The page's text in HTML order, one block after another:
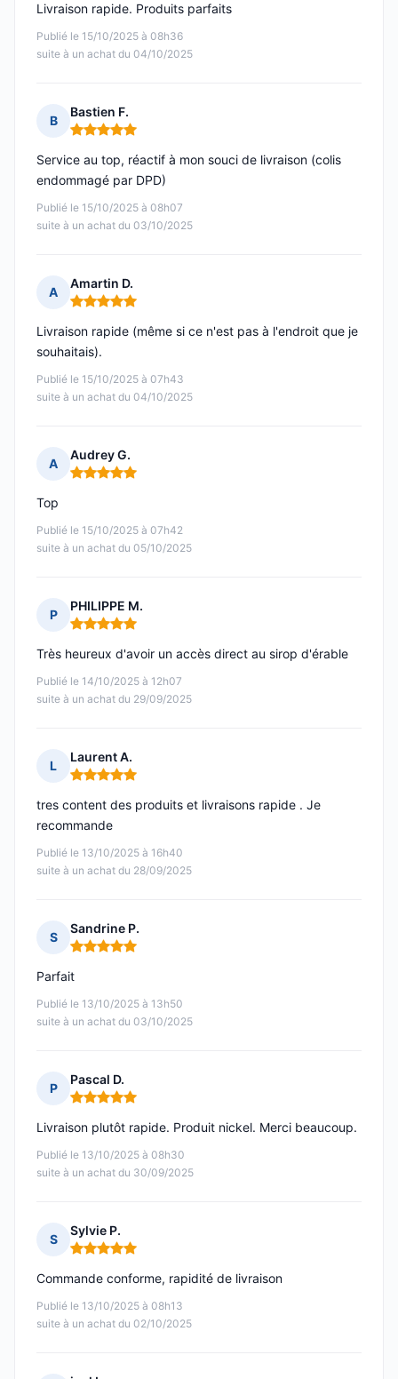
Publié le 15/10/2025 à 08h36
suite à un achat du 04/10/2025
Livraison rapide. Produits parfaits
B
Bastien F.
Note : 5 sur 5
Publié le 15/10/2025 à 08h07
suite à un achat du 03/10/2025
Service au top, réactif à mon souci de livraison (colis
endommagé par DPD)
A
Amartin D.
Note : 5 sur 5
Publié le 15/10/2025 à 07h43
suite à un achat du 04/10/2025
Livraison rapide (même si ce n'est pas à l'endroit que je
souhaitais).
A
Audrey G.
Note : 5 sur 5
Publié le 15/10/2025 à 07h42
suite à un achat du 05/10/2025
Top
P
PHILIPPE M.
Note : 5 sur 5
Publié le 14/10/2025 à 12h07
suite à un achat du 29/09/2025
Très heureux d'avoir un accès direct au sirop d'érable
L
Laurent A.
Note : 5 sur 5
Publié le 13/10/2025 à 16h40
suite à un achat du 28/09/2025
tres content des produits et livraisons rapide . Je
recommande
S
Sandrine P.
Note : 5 sur 5
Publié le 13/10/2025 à 13h50
suite à un achat du 03/10/2025
Parfait
P
Pascal D.
Note : 5 sur 5
Publié le 13/10/2025 à 08h30
suite à un achat du 30/09/2025
Livraison plutôt rapide. Produit nickel. Merci beaucoup.
S
Sylvie P.
Note : 5 sur 5
Publié le 13/10/2025 à 08h13
suite à un achat du 02/10/2025
Commande conforme, rapidité de livraison